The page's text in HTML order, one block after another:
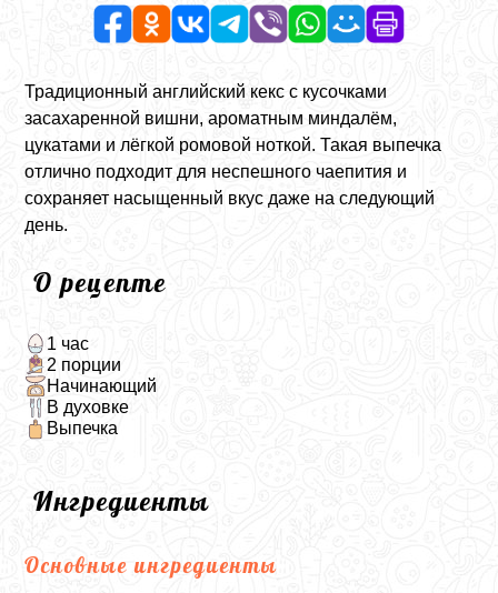
Традиционный английский кекс с кусочками
засахаренной вишни, ароматным миндалём,
цукатами и лёгкой ромовой ноткой. Такая выпечка
отлично подходит для неспешного чаепития и
сохраняет насыщенный вкус даже на следующий
день.
О рецепте
1 час
2 порции
Начинающий
В духовке
Выпечка
Ингредиенты
Основные ингредиенты